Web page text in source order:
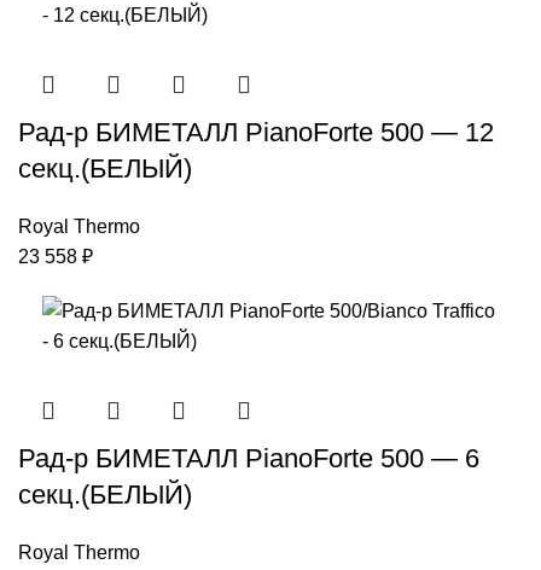
Рад-р БИМЕТАЛЛ PianoForte 500 — 12
секц.(БЕЛЫЙ)
Royal Thermo
23 558 ₽
Рад-р БИМЕТАЛЛ PianoForte 500 — 6
секц.(БЕЛЫЙ)
Royal Thermo